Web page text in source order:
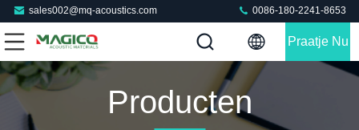
sales002@mq-acoustics.com 0086-180-2241-8653
Praatje Nu
Producten